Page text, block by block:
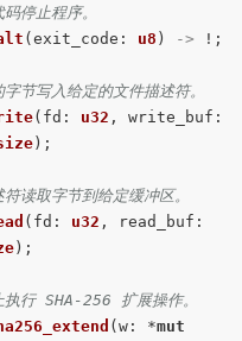
停止程序。
(exit_code: u8 ) -> !;
写入给定的文件描述符。
(fd: u32 , write_buf:
);
取字节到给定缓冲区。
(fd: u32 , read_buf:
);
行 SHA-256 扩展操作。
(w: *mut